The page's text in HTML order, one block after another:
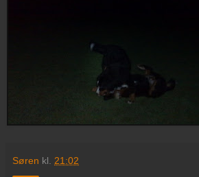
Søren kl. 21:02